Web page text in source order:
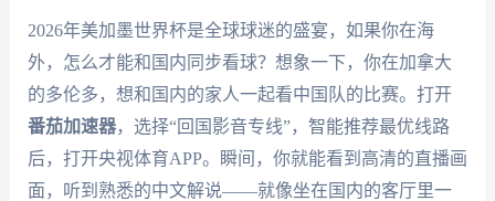
2026年美加墨世界杯是全球球迷的盛宴，如果你在海
外，怎么才能和国内同步看球？想象一下，你在加拿大
的多伦多，想和国内的家人一起看中国队的比赛。打开
番茄加速器，选择“回国影音专线”，智能推荐最优线路
后，打开央视体育APP。瞬间，你就能看到高清的直播画
面，听到熟悉的中文解说——就像坐在国内的客厅里一